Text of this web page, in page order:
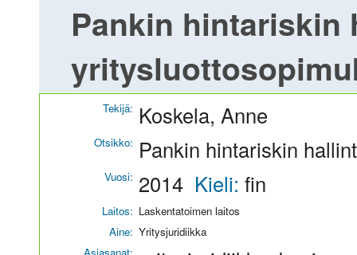
Pankin hintariskin
Tekijä: Koskela, Anne
Otsikko: Pankin hintariskin
Vuosi: 2014 Kieli: fin
Laitos: Laskentatoimen laitos
Aine: Yritysjuridiikka